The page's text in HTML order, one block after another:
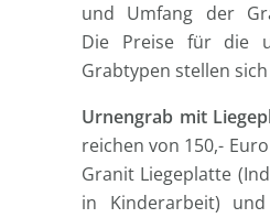
und Umfang der
Die Preise für die
Grabtypen stellen
Urnengrab mit
reichen von 150,-
Granit Liegeplatte
in Kinderarbeit)